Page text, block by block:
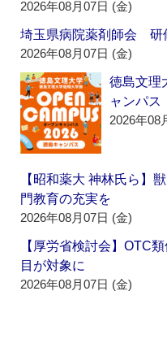
2026年08月07日 (金)
埼玉県病院薬剤師会
2026年08月07日 (金)
徳島文
ャンパ
2026年08
【昭和薬大 神林氏ら】
門教育の充実を
2026年08月07日 (金)
【厚労省検討会】OTC
目が対象に
2026年08月07日 (金)